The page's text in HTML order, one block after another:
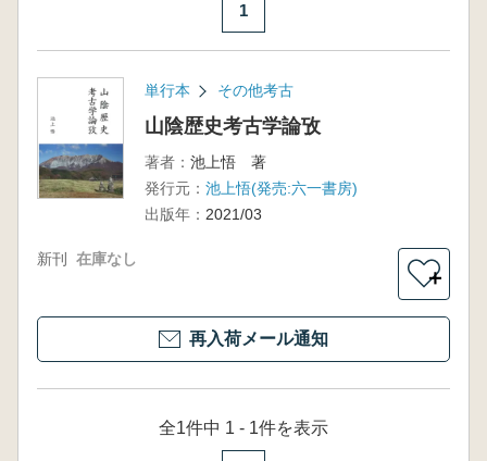
1
単行本 その他考古
山陰歴史考古学論攷
著者： 池上悟 著
発行元： 池上悟(発売:六一書房)
出版年： 2021/03
新刊 在庫なし
＋
再入荷メール通知
全1件中 1 - 1件を表示